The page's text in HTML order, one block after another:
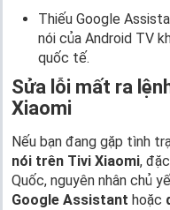
Thiếu Google
nói của Android TV
quốc tế.
Sửa lỗi mất ra
Xiaomi
Nếu bạn đang gặp tình
nói trên Tivi Xiaomi,
Quốc, nguyên nhân chủ
Google Assistant hoặc